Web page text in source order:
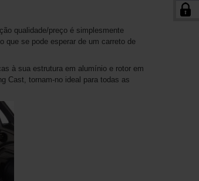
qualidade/preço é simplesmente
que se pode esperar de um carreto de
à sua estrutura em alumínio e rotor em
Cast, tornam-no ideal para todas as